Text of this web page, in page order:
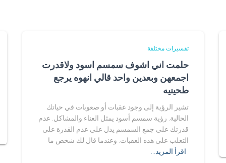
تفسيرات مختلفة
حلمت اني اشوف سمسم اسود ولاقدرت
اجمعهن وبعدين واحد قالي انهوه يرجع
طحينيه
تشير الرؤية إلى وجود عقبات أو صعوبات في حياتك
الحالية. رؤية سمسم أسود يمثل العناء والمشاكل. عدم
قدرتك على جمع السمسم يدل على عدم القدرة على
التغلب على هذه العقبات. وعندما قال لك شخص ما
اقرأ المزيد…